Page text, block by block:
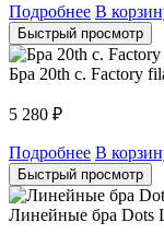
Подробнее В
Быстрый просмотр
Бра 20th c. Factory
5 280 ₽
Подробнее В
Быстрый просмотр
Линейные бра Dots